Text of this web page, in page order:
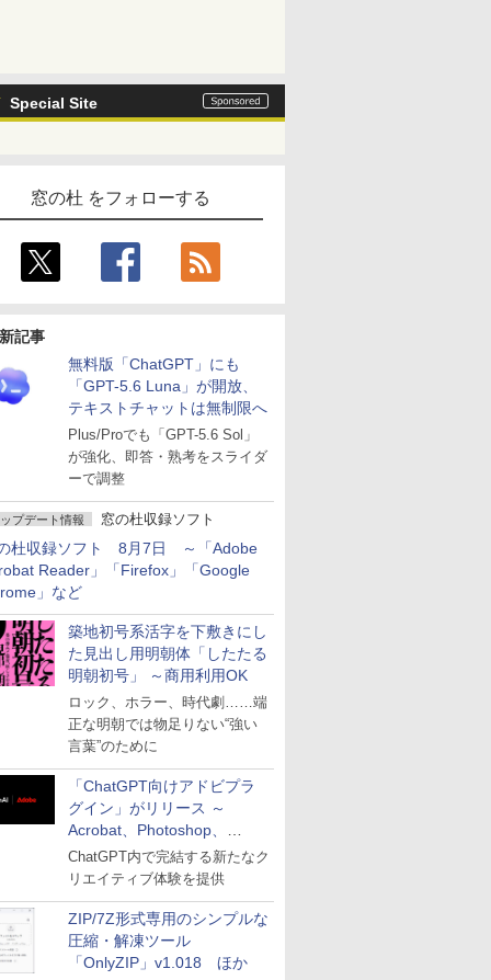
Special Site
窓の杜 をフォローする
記事
無料版「ChatGPT」にも
「GPT-5.6 Luna」が開放、
テキストチャットは無制限へ
Plus/Proでも「GPT-5.6 Sol」
が強化、即答・熟考をスライダ
ーで調整
プデート情報 窓の杜収録ソフト
杜収録ソフト 8月7日 ～「Adobe
Reader」「Firefox」「Google
」など
築地初号系活字を下敷きにし
た見出し用明朝体「したたる
明朝初号」 ～商用利用OK
ロック、ホラー、時代劇……端
正な明朝では物足りない“強い
言葉”のために
「ChatGPT向けアドビプラ
グイン」がリリース ～
Acrobat、Photoshop、
Premiereなどの機能を1つの
プラグインに統合
ChatGPT内で完結する新たなク
リエイティブ体験を提供
ZIP/7Z形式専用のシンプルな
圧縮・解凍ツール
「OnlyZIP」v1.018 ほか